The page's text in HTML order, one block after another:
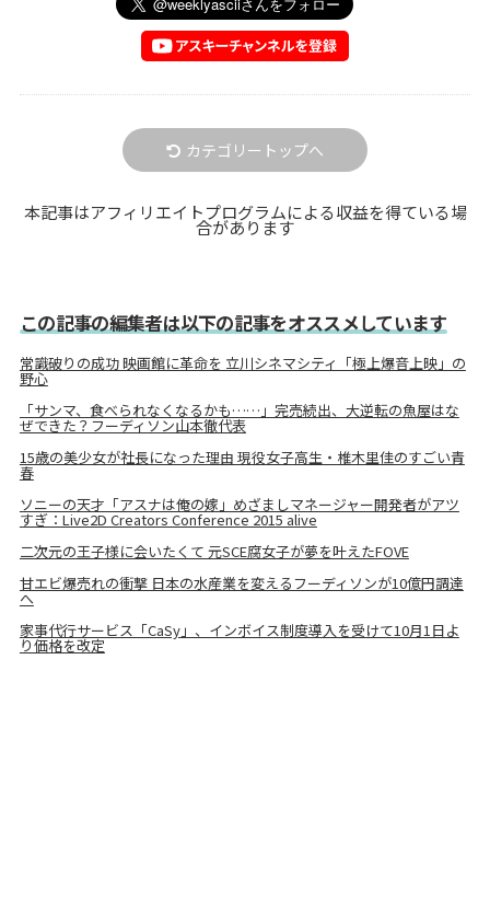
カテゴリートップへ
本記事はアフィリエイトプログラムによる収益を得ている場
合があります
この記事の編集者は以下の記事をオススメしています
常識破りの成功 映画館に革命を 立川シネマシティ「極上爆音上映」の
野心
「サンマ、食べられなくなるかも……」完売続出、大逆転の魚屋はな
ぜできた？フーディソン山本徹代表
15歳の美少女が社長になった理由 現役女子高生・椎木里佳のすごい青
春
ソニーの天才「アスナは俺の嫁」めざましマネージャー開発者がアツ
すぎ：Live2D Creators Conference 2015 alive
二次元の王子様に会いたくて 元SCE腐女子が夢を叶えたFOVE
甘エビ爆売れの衝撃 日本の水産業を変えるフーディソンが10億円調達
へ
家事代行サービス「CaSy」、インボイス制度導入を受けて10月1日よ
り価格を改定